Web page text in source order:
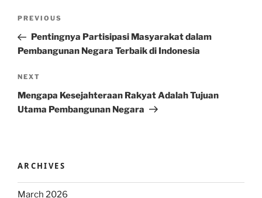
Previous
Post
PREVIOUS
Pentingnya Partisipasi Masyarakat dalam
Pembangunan Negara Terbaik di Indonesia
Next
Post
NEXT
Mengapa Kesejahteraan Rakyat Adalah Tujuan
Utama Pembangunan Negara
ARCHIVES
March 2026